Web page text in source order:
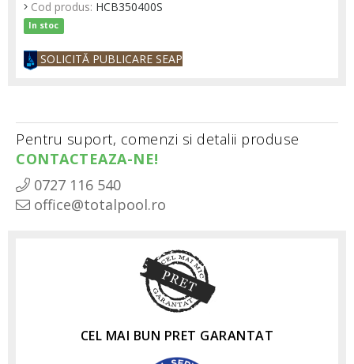
Cod produs: HCB350400S
In stoc
SOLICITĂ PUBLICARE SEAP
Pentru suport, comenzi si detalii produse
CONTACTEAZA-NE!
0727 116 540
office@totalpool.ro
CEL MAI BUN PRET GARANTAT